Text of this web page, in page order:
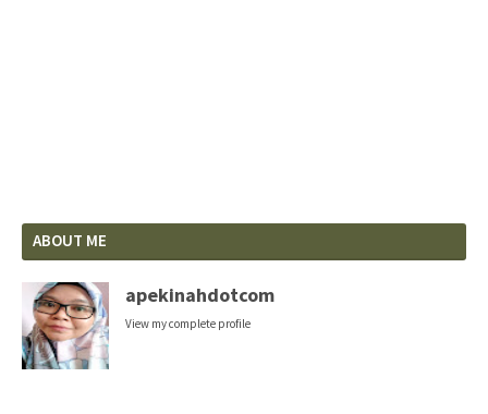
ABOUT ME
apekinahdotcom
View my complete profile